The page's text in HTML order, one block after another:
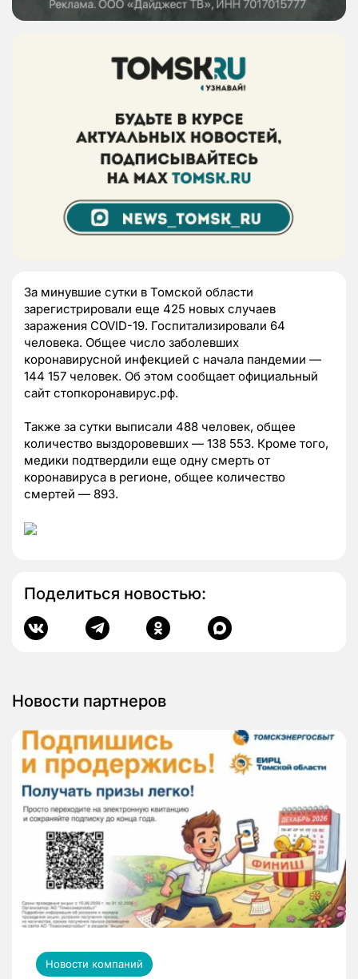
За минувшие сутки в Томской области
зарегистрировали еще 425 новых случаев
заражения COVID-19. Госпитализировали 64
человека. Общее число заболевших
коронавирусной инфекцией с начала пандемии —
144 157 человек. Об этом сообщает официальный
сайт стопкоронавирус.рф.
Также за сутки выписали 488 человек, общее
количество выздоровевших — 138 553. Кроме того,
медики подтвердили еще одну смерть от
коронавируса в регионе, общее количество
смертей — 893.
Поделиться новостью:
Новости партнеров
Новости компаний